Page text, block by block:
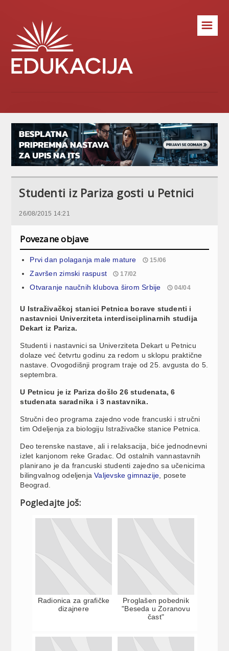
☰
Studenti iz Pariza gosti u Petnici
26/08/2015 14:21
Povezane objave
Prvi dan polaganja male mature 15/06
Završen zimski raspust 17/02
Otvaranje naučnih klubova širom Srbije 04/04
U Istraživačkoj stanici Petnica borave studenti i
nastavnici Univerziteta interdisciplinarnih studija
Dekart iz Pariza.
Studenti i nastavnici sa Univerziteta Dekart u Petnicu
dolaze već četvrtu godinu za redom u sklopu praktične
nastave. Ovogodišnji program traje od 25. avgusta do 5.
septembra.
U Petnicu je iz Pariza došlo 26 studenata, 6
studenata saradnika i 3 nastavnika.
Stručni deo programa zajedno vode francuski i stručni
tim Odeljenja za biologiju Istraživačke stanice Petnica.
Deo terenske nastave, ali i relaksacija, biće jednodnevni
izlet kanjonom reke Gradac. Od ostalnih vannastavnih
planirano je da francuski studenti zajedno sa učenicima
bilingvalnog odeljenjaValjevske gimnazije , posete
Beograd.
Pogledajte još:
Radionica za grafičke
dizajnere
Proglašen pobednik
"Beseda u Zoranovu
čast"